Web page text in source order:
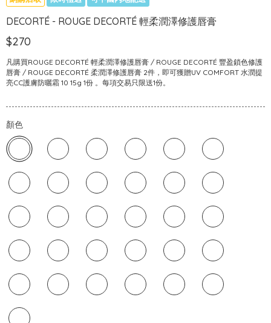
DECORTÉ - ROUGE DECORTÉ 輕柔潤澤修護唇膏
$270
凡購買ROUGE DECORTÉ 輕柔潤澤修護唇膏 / ROUGE DECORTÉ 豐盈鎖色修護
唇膏 / ROUGE DECORTÉ 柔潤澤修護唇膏 2件，即可獲贈UV COMFORT 水潤提
亮CC護膚防曬霜 10 15g 1份 。每項交易只限送1份。
顏色